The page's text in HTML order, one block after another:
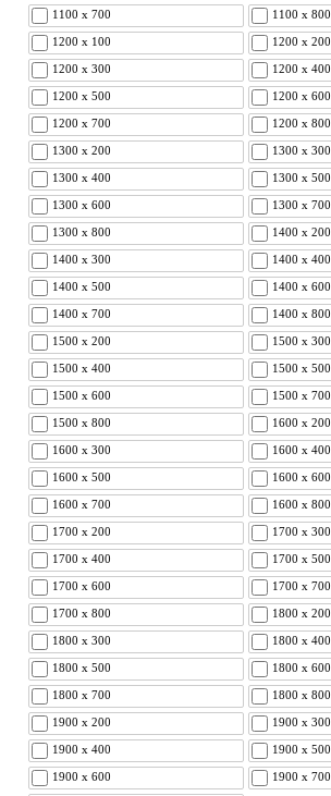
1100 x 700 1100 x 800
1200 x 100 1200 x 200
1200 x 300 1200 x 400
1200 x 500 1200 x 600
1200 x 700 1200 x 800
1300 x 200 1300 x 300
1300 x 400 1300 x 500
1300 x 600 1300 x 700
1300 x 800 1400 x 200
1400 x 300 1400 x 400
1400 x 500 1400 x 600
1400 x 700 1400 x 800
1500 x 200 1500 x 300
1500 x 400 1500 x 500
1500 x 600 1500 x 700
1500 x 800 1600 x 200
1600 x 300 1600 x 400
1600 x 500 1600 x 600
1600 x 700 1600 x 800
1700 x 200 1700 x 300
1700 x 400 1700 x 500
1700 x 600 1700 x 700
1700 x 800 1800 x 200
1800 x 300 1800 x 400
1800 x 500 1800 x 600
1800 x 700 1800 x 800
1900 x 200 1900 x 300
1900 x 400 1900 x 500
1900 x 600 1900 x 700